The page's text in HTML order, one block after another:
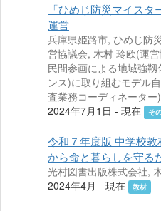
「ひめじ防災マイスタ
運営
兵庫県姫路市, ひめじ防
営協議会, 木村 玲欧(運
民間参画による地域強
ンス)に取り組むモデル
査業務コーディネーター)
2024年7月1日 - 現在
そ
令和７年度版 中学校
から命と暮らしを守る
光村図書出版株式会社,
2024年4月 - 現在
教材